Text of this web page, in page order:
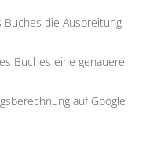
die Ausbreitung
Buches eine genauere
auf Google